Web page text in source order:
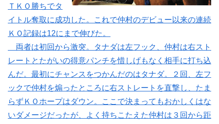
ＴＫＯ勝ちでタ
イトル奪取に成功した。これで仲村のデビュー以来の連続
ＫＯ記録は12にまで伸びた。
両者は初回から激突。タナダは左フック、仲村は右スト
レートとたがいの得意パンチを惜しげもなく相手に打ち込
んだ。最初にチャンスをつかんだのはタナダ。２回、左フ
ックで仲村を煽ったところに右ストレートを直撃し、たま
らずＫＯホープはダウン。ここで決まってもおかしくはな
いダメージだったが、よく持ちこたえた仲村は３回から距